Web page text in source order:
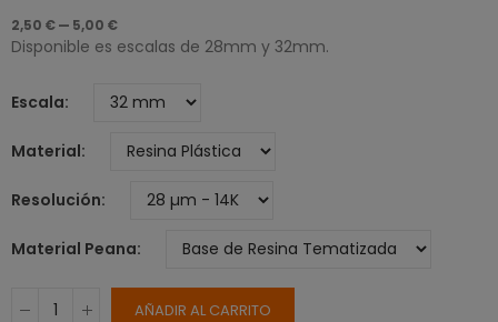
2,50 € — 5,00 €
Disponible es escalas de 28mm y 32mm.
Escala
Material
Resolución
Material Peana
AÑADIR AL CARRITO